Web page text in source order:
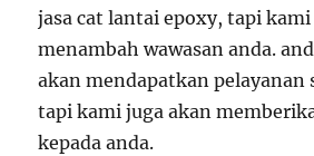
jasa cat lantai epoxy, tapi
menambah wawasan anda.
akan mendapatkan pelayanan
tapi kami juga akan
kepada anda.